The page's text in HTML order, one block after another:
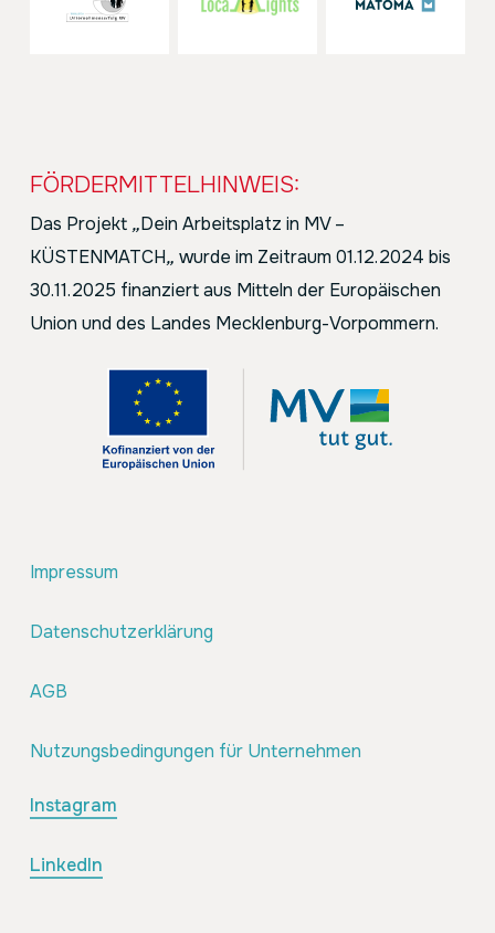
FÖRDERMITTELHINWEIS:
Das Projekt „Dein Arbeitsplatz in MV –
KÜSTENMATCH„ wurde im Zeitraum 01.12.2024 bis
30.11.2025 finanziert aus Mitteln der Europäischen
Union und des Landes Mecklenburg-Vorpommern.
Impressum
Datenschutzerklärung
AGB
Nutzungsbedingungen für Unternehmen
Instagram
LinkedIn